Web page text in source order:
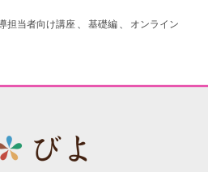
担当者向け講座 、 基礎編 、 オンライン